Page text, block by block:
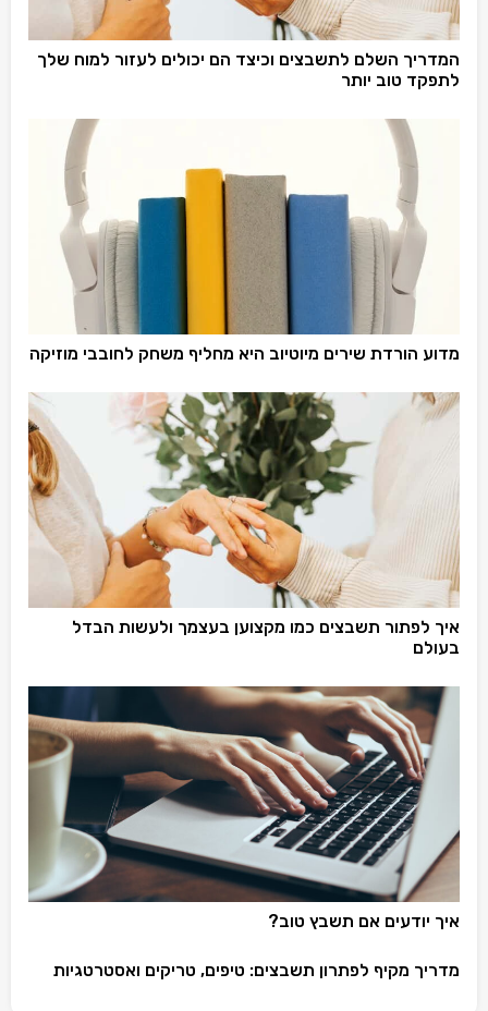
המדריך השלם לתשבצים וכיצד הם יכולים לעזור למוח שלך
לתפקד טוב יותר
מדוע הורדת שירים מיוטיוב היא מחליף משחק לחובבי מוזיקה
איך לפתור תשבצים כמו מקצוען בעצמך ולעשות הבדל
בעולם
איך יודעים אם תשבץ טוב?
מדריך מקיף לפתרון תשבצים: טיפים, טריקים ואסטרטגיות